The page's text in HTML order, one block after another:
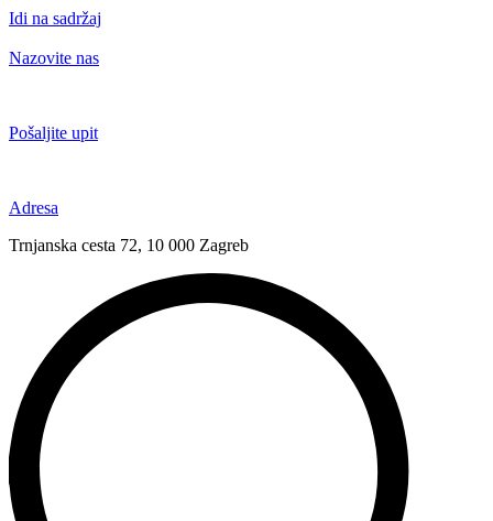
Idi na sadržaj
Nazovite nas
Pošaljite upit
Adresa
Trnjanska cesta 72, 10 000 Zagreb